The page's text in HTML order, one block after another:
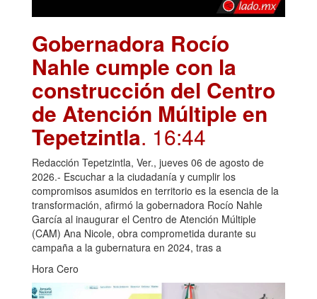
Gobernadora Rocío
Nahle cumple con la
construcción del Centro
de Atención Múltiple en
Tepetzintla. 16:44
Redacción Tepetzintla, Ver., jueves 06 de agosto de
2026.- Escuchar a la ciudadanía y cumplir los
compromisos asumidos en territorio es la esencia de la
transformación, afirmó la gobernadora Rocío Nahle
García al inaugurar el Centro de Atención Múltiple
(CAM) Ana Nicole, obra comprometida durante su
campaña a la gubernatura en 2024, tras a
Hora Cero